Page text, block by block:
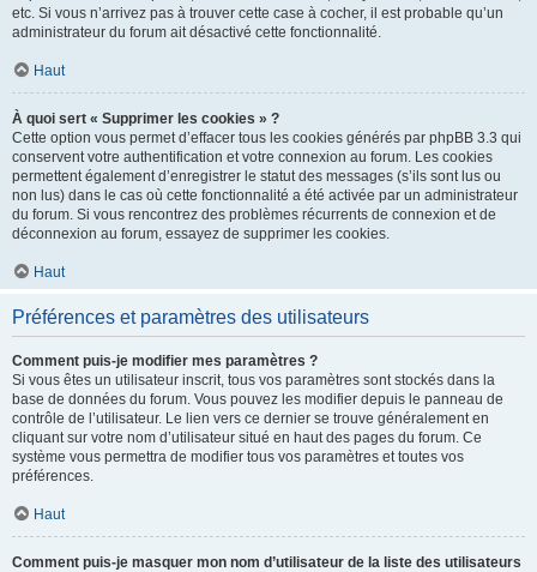
etc. Si vous n’arrivez pas à trouver cette case à cocher, il est probable qu’un
administrateur du forum ait désactivé cette fonctionnalité.
Haut
À quoi sert « Supprimer les cookies » ?
Cette option vous permet d’effacer tous les cookies générés par phpBB 3.3 qui
conservent votre authentification et votre connexion au forum. Les cookies
permettent également d’enregistrer le statut des messages (s’ils sont lus ou
non lus) dans le cas où cette fonctionnalité a été activée par un administrateur
du forum. Si vous rencontrez des problèmes récurrents de connexion et de
déconnexion au forum, essayez de supprimer les cookies.
Haut
Préférences et paramètres des utilisateurs
Comment puis-je modifier mes paramètres ?
Si vous êtes un utilisateur inscrit, tous vos paramètres sont stockés dans la
base de données du forum. Vous pouvez les modifier depuis le panneau de
contrôle de l’utilisateur. Le lien vers ce dernier se trouve généralement en
cliquant sur votre nom d’utilisateur situé en haut des pages du forum. Ce
système vous permettra de modifier tous vos paramètres et toutes vos
préférences.
Haut
Comment puis-je masquer mon nom d’utilisateur de la liste des utilisateurs